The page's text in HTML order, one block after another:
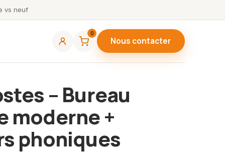
vs neuf
0
Nous contacter
– Bureau
moderne +
phoniques